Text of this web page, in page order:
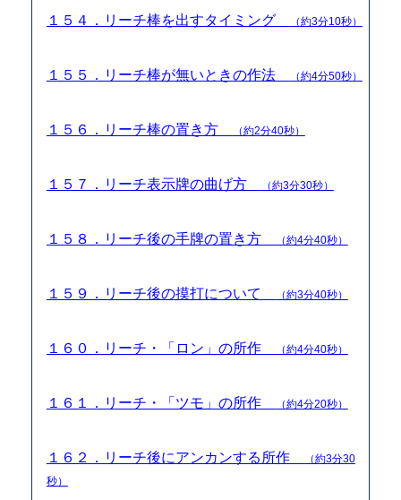
１５４．リーチ棒を出すタイミング （約3分10秒）
１５５．リーチ棒が無いときの作法 （約4分50秒）
１５６．リーチ棒の置き方 （約2分40秒）
１５７．リーチ表示牌の曲げ方 （約3分30秒）
１５８．リーチ後の手牌の置き方 （約4分40秒）
１５９．リーチ後の摸打について （約3分40秒）
１６０．リーチ・「ロン」の所作 （約4分40秒）
１６１．リーチ・「ツモ」の所作 （約4分20秒）
１６２．リーチ後にアンカンする所作
（約3分30
秒）